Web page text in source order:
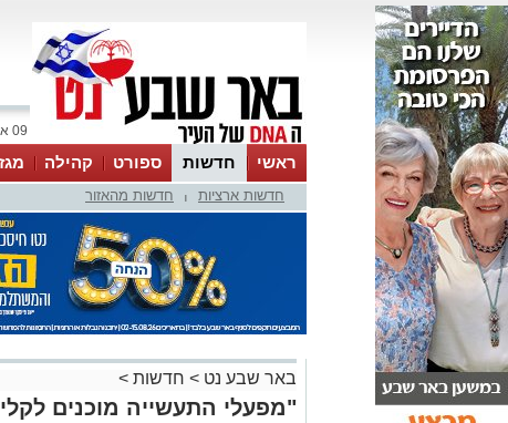
09 אוגוסט 2026 / 14:51
ראשי חדשות ספורט קהילה
עסקים
טיפים והמלצותחדשות ארציות חדשות מהאזור
באר שבע נט > חדשות >
"מפעלי התעשייה מוכנים